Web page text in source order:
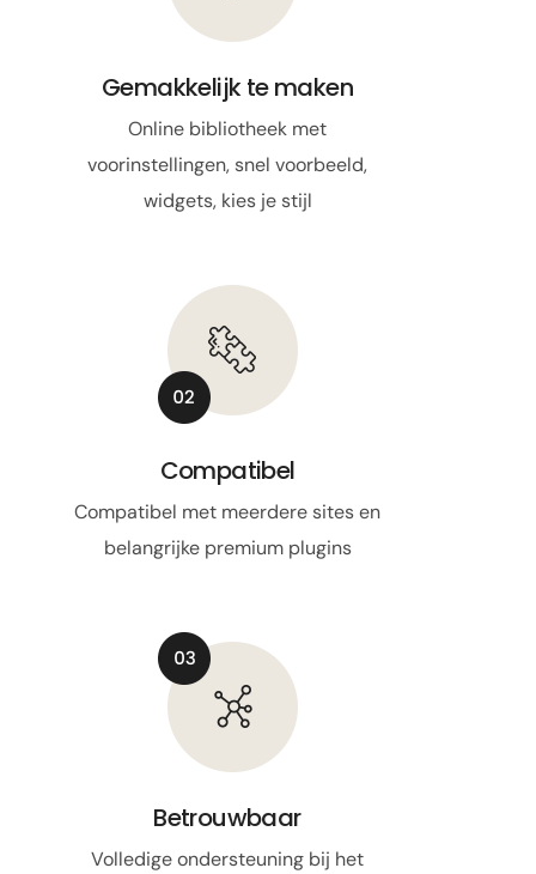
Gemakkelijk te maken
Online bibliotheek met
voorinstellingen, snel voorbeeld,
widgets, kies je stijl
Compatibel
Compatibel met meerdere sites en
belangrijke premium plugins
Betrouwbaar
Volledige ondersteuning bij het